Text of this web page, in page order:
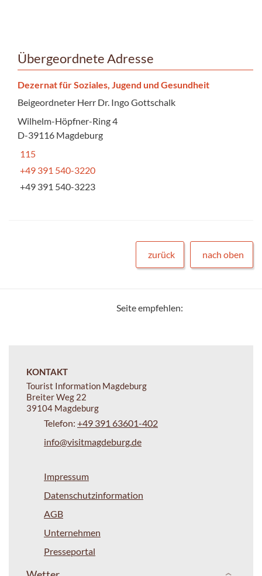
Übergeordnete Adresse
Dezernat für Soziales, Jugend und Gesundheit
Beigeordneter Herr Dr. Ingo Gottschalk
Wilhelm-Höpfner-Ring 4
D-39116 Magdeburg
115
+49 391 540-3220
+49 391 540-3223
zurück nach oben
Seite empfehlen:
KONTAKT
Tourist Information Magdeburg
Breiter Weg 22
39104 Magdeburg
Telefon: +49 391 63601-402
info@visitmagdeburg.de
Impressum
Datenschutzinformation
AGB
Unternehmen
Presseportal